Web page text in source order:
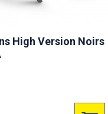
High Version Noirs